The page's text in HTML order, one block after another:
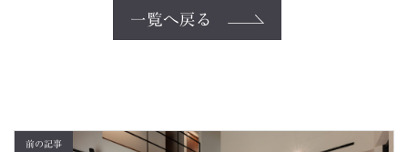
一覧へ戻る
前の記事